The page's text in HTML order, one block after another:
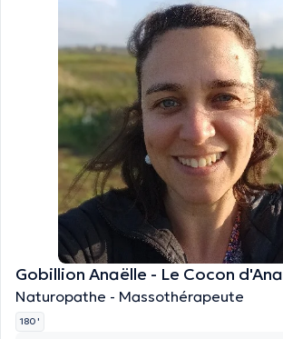
Gobillion Anaëlle - Le Cocon d'Ana
Naturopathe - Massothérapeute
180 '